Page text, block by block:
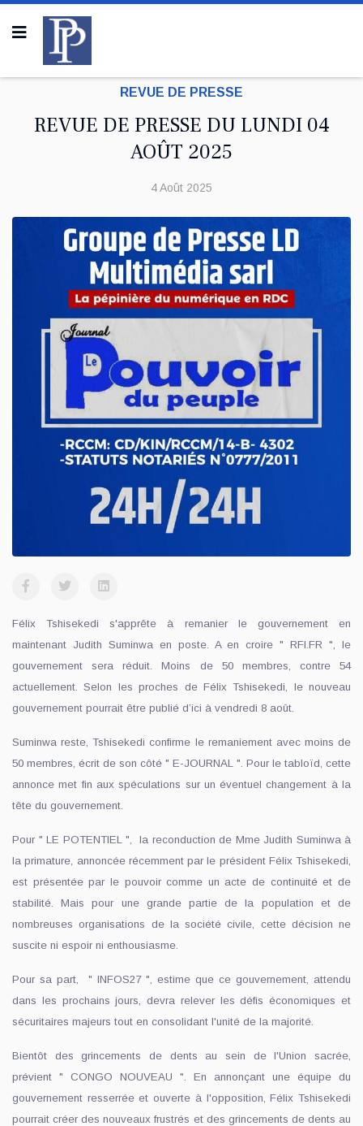
REVUE DE PRESSE
REVUE DE PRESSE DU LUNDI 04
AOÛT 2025
4 Août 2025
Félix Tshisekedi s'apprête à remanier le gouvernement en
maintenant Judith Suminwa en poste. A en croire " RFI.FR ", le
gouvernement sera réduit. Moins de 50 membres, contre 54
actuellement. Selon les proches de Félix Tshisekedi, le nouveau
gouvernement pourrait être publié d’ici à vendredi 8 août.
Suminwa reste, Tshisekedi confirme le remaniement avec moins de
50 membres, écrit de son côté " E-JOURNAL ". Pour le tabloïd, cette
annonce met fin aux spéculations sur un éventuel changement à la
tête du gouvernement.
Pour " LE POTENTIEL ", la reconduction de Mme Judith Suminwa à
la primature, annoncée récemment par le président Félix Tshisekedi,
est présentée par le pouvoir comme un acte de continuité et de
stabilité. Mais pour une grande partie de la population et de
nombreuses organisations de la société civile, cette décision ne
suscite ni espoir ni enthousiasme.
Pour sa part, " INFOS27 ", estime que ce gouvernement, attendu
dans les prochains jours, devra relever les défis économiques et
sécuritaires majeurs tout en consolidant l'unité de la majorité.
Bientôt des grincements de dents au sein de l'Union sacrée,
prévient " CONGO NOUVEAU ". En annonçant une équipe du
gouvernement resserrée et ouverte à l'opposition, Félix Tshisekedi
pourrait créer des nouveaux frustrés et des grincements de dents au